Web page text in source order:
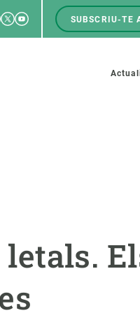
TwitterYoutube
SUBSCRIU-TE
beca ERC
Fes